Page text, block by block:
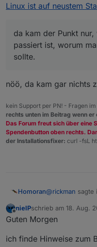
Linux ist auf neustem
da kam der Punkt
passiert ist, worum
sollte.
nöö, da kam gar nichts
kein Support per PN! - Fragen
rechts unten im Beitrag wenn er
Das Forum freut sich über eine
Spendenbutton oben rechts.
der Installationsfixer: curl -fsL
Homoran@rickman sagte
Das gab es
natürlich nicht.
Offline
nieIPschrieb am 18. Aug.
zuletzt editiert von
Guten Morgen
ich finde Hinweise zum